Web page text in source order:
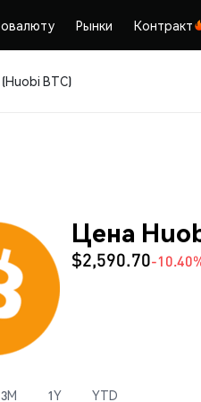
Рынки Контракт
BTC)
Цена
$2,590.70-
3M 1Y YTD